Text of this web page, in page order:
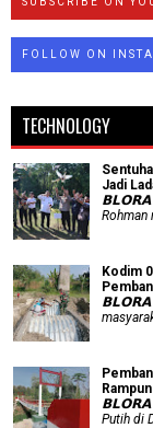
FOLLOW ON
TECHNOLOGY
Jadi
𝗕𝗟𝗢𝗥𝗔
Rohman
Kodim
𝗕𝗟𝗢𝗥𝗔
𝗕𝗟𝗢𝗥𝗔
Putih di